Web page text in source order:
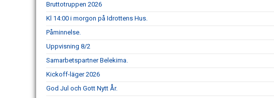
Bruttotruppen 2026
Kl 14:00 i morgon på Idrottens Hus.
Påminnelse.
Uppvisning 8/2
Samarbetspartner Belekima.
Kickoff-läger 2026
God Jul och Gott Nytt År.